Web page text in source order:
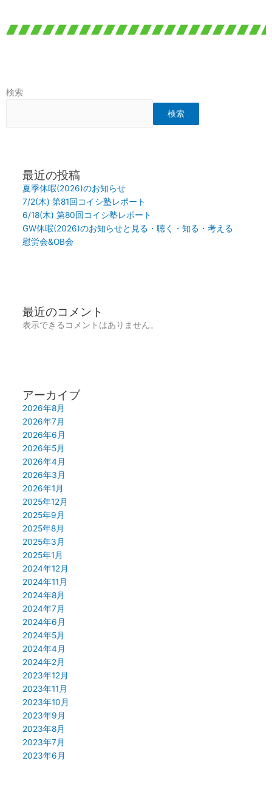
検索
検索
最近の投稿
夏季休暇(2026)のお知らせ
7/2(木) 第81回コイシ塾レポート
6/18(木) 第80回コイシ塾レポート
GW休暇(2026)のお知らせと見る・聴く・知る・考える
慰労会&OB会
最近のコメント
表示できるコメントはありません。
アーカイブ
2026年8月
2026年7月
2026年6月
2026年5月
2026年4月
2026年3月
2026年1月
2025年12月
2025年9月
2025年8月
2025年3月
2025年1月
2024年12月
2024年11月
2024年8月
2024年7月
2024年6月
2024年5月
2024年4月
2024年2月
2023年12月
2023年11月
2023年10月
2023年9月
2023年8月
2023年7月
2023年6月